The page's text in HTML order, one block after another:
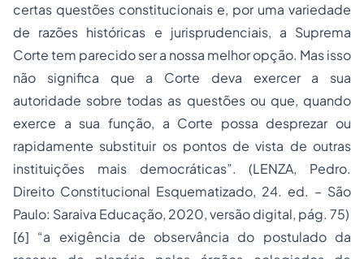
certas questões constitucionais e, por uma variedade
de razões históricas e jurisprudenciais, a Suprema
Corte tem parecido ser a nossa melhor opção. Mas isso
não significa que a Corte deva exercer a sua
autoridade sobre todas as questões ou que, quando
exerce a sua função, a Corte possa desprezar ou
rapidamente substituir os pontos de vista de outras
instituições mais democráticas”. (LENZA, Pedro.
Direito Constitucional Esquematizado, 24. ed. – São
Paulo: Saraiva Educação, 2020, versão digital, pág. 75)
[6] “a exigência de observância do postulado da